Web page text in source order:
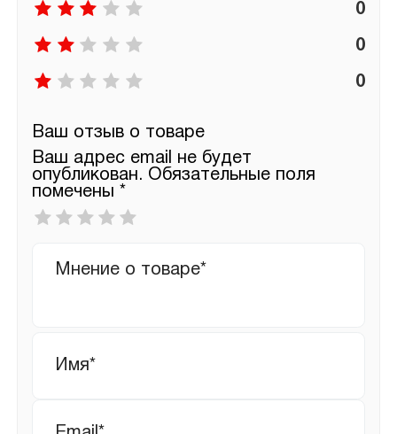
0
0
0
Ваш отзыв о товаре
Ваш адрес email не будет
опубликован. Обязательные поля
помечены *
Ваша
оценка
отзыв